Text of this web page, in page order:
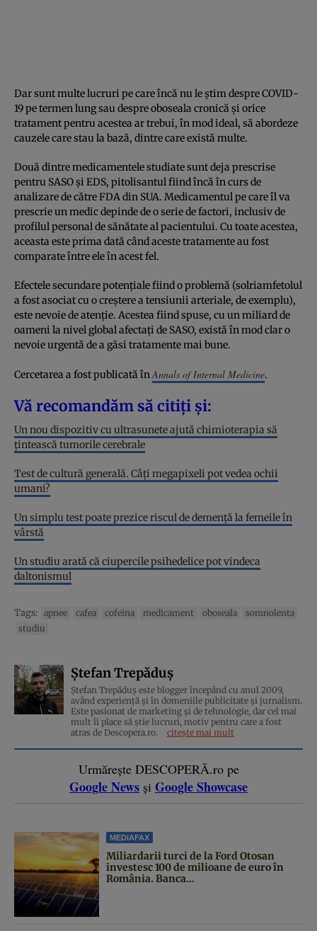
Dar sunt multe lucruri pe care încă nu le știm despre COVID-
19 pe termen lung sau despre oboseala cronică și orice
tratament pentru acestea ar trebui, în mod ideal, să abordeze
cauzele care stau la bază, dintre care există multe.
Două dintre medicamentele studiate sunt deja prescrise
pentru SASO și EDS, pitolisantul fiind încă în curs de
analizare de către FDA din SUA. Medicamentul pe care îl va
prescrie un medic depinde de o serie de factori, inclusiv de
profilul personal de sănătate al pacientului. Cu toate acestea,
aceasta este prima dată când aceste tratamente au fost
comparate între ele în acest fel.
Efectele secundare potențiale fiind o problemă (solriamfetolul
a fost asociat cu o creștere a tensiunii arteriale, de exemplu),
este nevoie de atenție. Acestea fiind spuse, cu un miliard de
oameni la nivel global afectați de SASO, există în mod clar o
nevoie urgentă de a găsi tratamente mai bune.
Cercetarea a fost publicată înAnnals of Internal Medicine.
Vă recomandăm să citiți și:
Un nou dispozitiv cu ultrasunete ajută chimioterapia să
țintească tumorile cerebrale
Test de cultură generală. Câți megapixeli pot vedea ochii
umani?
Un simplu test poate prezice riscul de demență la femeile în
vârstă
Un studiu arată că ciupercile psihedelice pot vindeca
daltonismul
Tags: apnee cafea cofeina medicament oboseala
somnolenta
studiu
Ștefan Trepăduș
Ștefan Trepăduș este blogger începând cu anul 2009,
având experiență și în domeniile publicitate și jurnalism.
Este pasionat de marketing și de tehnologie, dar cel mai
mult îi place să știe lucruri, motiv pentru care a fost
atras de Descopera.ro.
citește mai mult
Urmărește DESCOPERĂ.ro pe
Google News și Google Showcase
MEDIAFAX
Miliardarii turci de la Ford Otosan
investesc 100 de milioane de euro în
România. Banca...